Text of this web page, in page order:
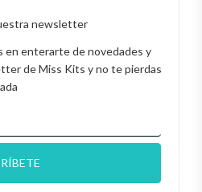
newsletter
en enterarte de novedades y
de Miss Kits y no te pierdas